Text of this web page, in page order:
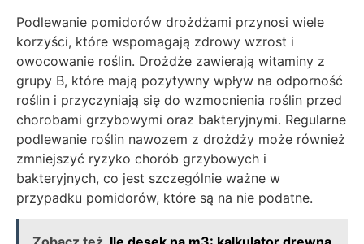
Podlewanie pomidorów drożdżami przynosi wiele
korzyści, które wspomagają zdrowy wzrost i
owocowanie roślin. Drożdże zawierają witaminy z
grupy B, które mają pozytywny wpływ na odporność
roślin i przyczyniają się do wzmocnienia roślin przed
chorobami grzybowymi oraz bakteryjnymi. Regularne
podlewanie roślin nawozem z drożdży może również
zmniejszyć ryzyko chorób grzybowych i
bakteryjnych, co jest szczególnie ważne w
przypadku pomidorów, które są na nie podatne.